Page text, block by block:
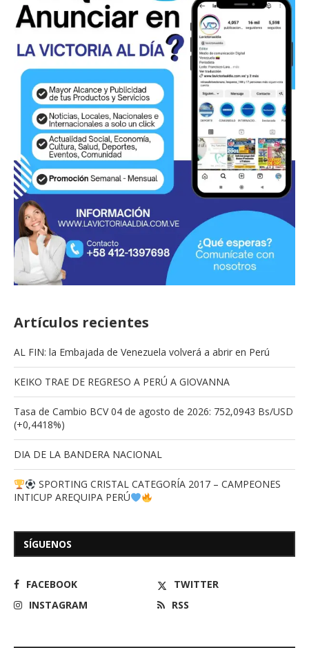
Artículos recientes
AL FIN: la Embajada de Venezuela volverá a abrir en Perú
KEIKO TRAE DE REGRESO A PERÚ A GIOVANNA
Tasa de Cambio BCV 04 de agosto de 2026: 752,0943 Bs/USD
(+0,4418%)
DIA DE LA BANDERA NACIONAL
SPORTING CRISTAL CATEGORÍA 2017 – CAMPEONES
INTICUP AREQUIPA PERÚ
SÍGUENOS
FACEBOOK
TWITTER
INSTAGRAM
RSS